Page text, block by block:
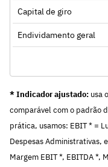
Capital de giro
Endividamento geral
* Indicador ajustado: usa
comparável com o padrão
prática, usamos: EBIT * =
Despesas Administrativas,
Margem EBIT *, EBITDA *,